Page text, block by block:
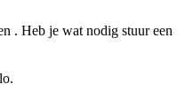
. Heb je wat nodig stuur een